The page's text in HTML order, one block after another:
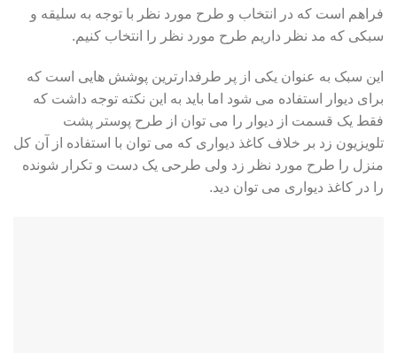
فراهم است که در انتخاب و طرح مورد نظر با توجه به سلیقه و
سبکی که مد نظر داریم طرح مورد نظر را انتخاب کنیم.
این سبک به عنوان یکی از پر طرفدارترین پوشش هایی است که
برای دیوار استفاده می شود اما باید به این نکته توجه داشت که
فقط یک قسمت از دیوار را می توان از طرح پوستر پشت
تلویزیون زد بر خلاف کاغذ دیواری که می توان با استفاده از آن کل
منزل را طرح مورد نظر زد ولی طرحی یک دست و تکرار شونده
را در کاغذ دیواری می توان دید.